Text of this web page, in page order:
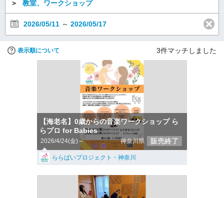
＞ 教室、ワークショップ
2026/05/11 ～ 2026/05/17
表示順について 3件マッチしました
【海老名】0歳からの音楽ワークショップ ら
らプロ for Babies
2026/4/24(金)～ 神奈川県 販売終了
ららばいプロジェクト・神奈川